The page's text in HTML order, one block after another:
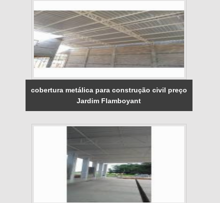
cobertura metálica para construção civil preço
Jardim Flamboyant